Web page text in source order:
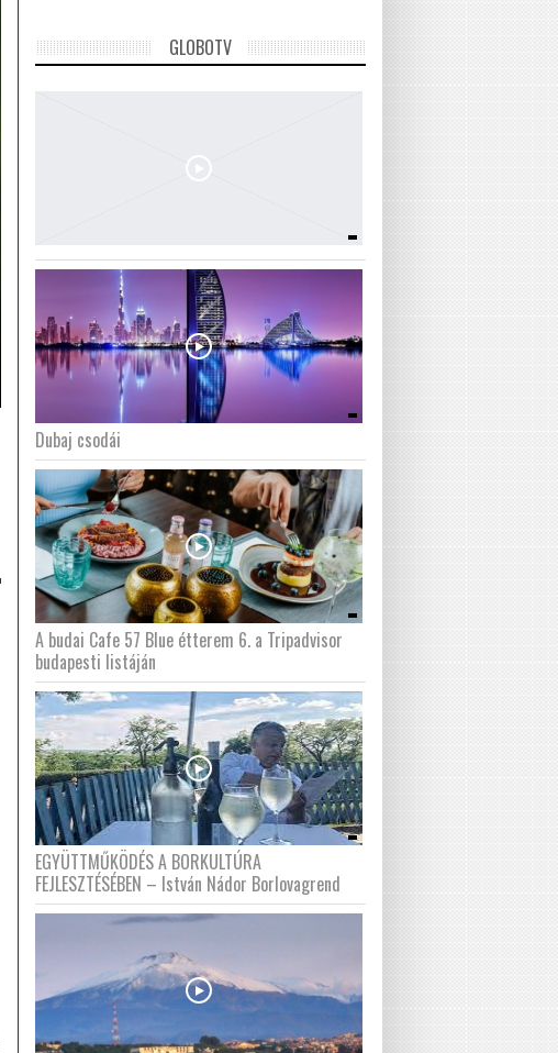
GLOBOTV
Dubaj csodái
A budai Cafe 57 Blue étterem 6. a Tripadvisor
budapesti listáján
EGYÜTTMŰKÖDÉS A BORKULTÚRA
FEJLESZTÉSÉBEN – István Nádor Borlovagrend